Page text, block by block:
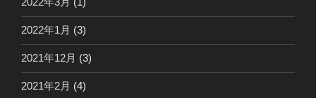
2022年1月 (3)
2021年12月 (3)
2021年2月 (4)